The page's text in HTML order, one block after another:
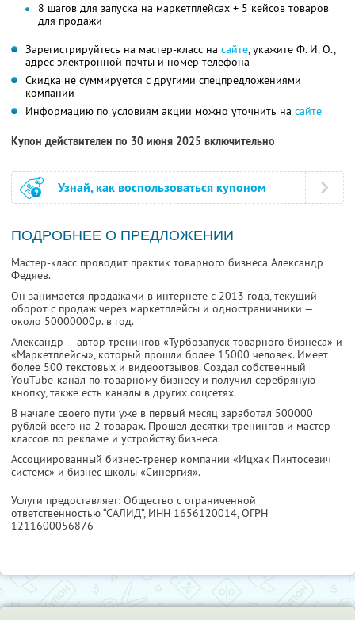
8 шагов для запуска на маркетплейсах + 5 кейсов товаров
для продажи
Зарегистрируйтесь на мастер-класс на сайте, укажите Ф. И. О.,
адрес электронной почты и номер телефона
Скидка не суммируется с другими спецпредложениями
компании
Информацию по условиям акции можно уточнить на сайте
Купон действителен по 30 июня 2025 включительно
Узнай, как воспользоваться купоном
ПОДРОБНЕЕ О ПРЕДЛОЖЕНИИ
Мастер-класс проводит практик товарного бизнеса Александр
Федяев.
Он занимается продажами в интернете с 2013 года, текущий
оборот с продаж через маркетплейсы и одностраничники —
около 50000000р. в год.
Александр — автор тренингов «Турбозапуск товарного бизнеса» и
«Маркетплейсы», который прошли более 15000 человек. Имеет
более 500 текстовых и видеоотзывов. Создал собственный
YouTube-канал по товарному бизнесу и получил серебряную
кнопку, также есть каналы в других соцсетях.
В начале своего пути уже в первый месяц заработал 500000
рублей всего на 2 товарах. Прошел десятки тренингов и мастер-
классов по рекламе и устройству бизнеса.
Ассоциированный бизнес-тренер компании «Ицхак Пинтосевич
системс» и бизнес-школы «Синергия».
Услуги предоставляет: Общество с ограниченной
ответственностью “САЛИД”, ИНН 1656120014, ОГРН
1211600056876